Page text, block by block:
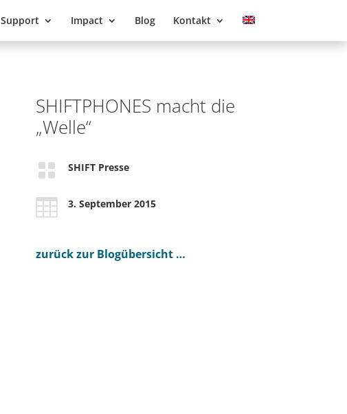
Support Impact Blog Kontakt
SHIFTPHONES macht die
„Welle“
 SHIFT Presse
 3. September 2015
zurück zur Blogübersicht …